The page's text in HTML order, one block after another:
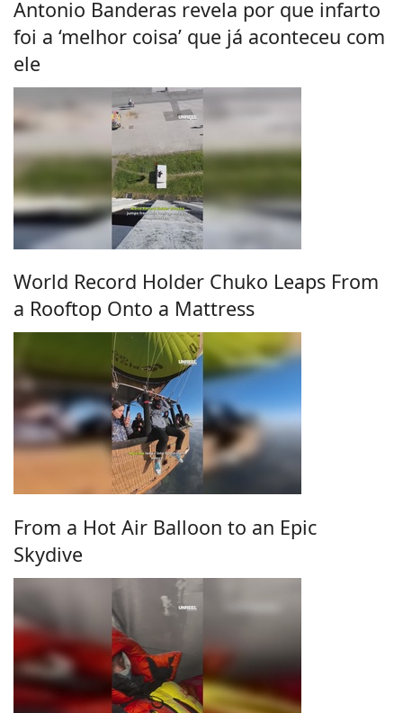
Antonio Banderas revela por que infarto
foi a ‘melhor coisa’ que já aconteceu com
ele
World Record Holder Chuko Leaps From
a Rooftop Onto a Mattress
From a Hot Air Balloon to an Epic
Skydive